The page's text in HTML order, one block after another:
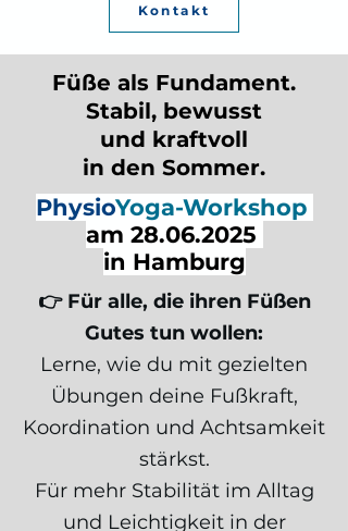
Kontakt
Füße als Fundament.
Stabil, bewusst
und kraftvoll
in den Sommer.
PhysioYoga-Workshop
am 28.06.2025
in Hamburg
👉 Für alle, die ihren Füßen
Gutes tun wollen:
Lerne, wie du mit gezielten
Übungen deine Fußkraft,
Koordination und Achtsamkeit
stärkst.
Für mehr Stabilität im Alltag
und Leichtigkeit in der